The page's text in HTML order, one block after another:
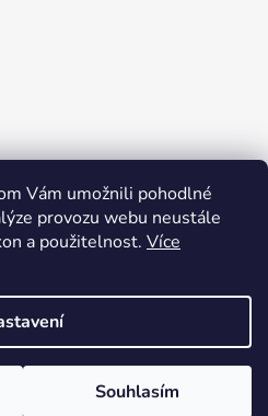
Vám umožnili pohodlné
provozu webu neustále
a použitelnost. Více
Souhlasím
Shoptet